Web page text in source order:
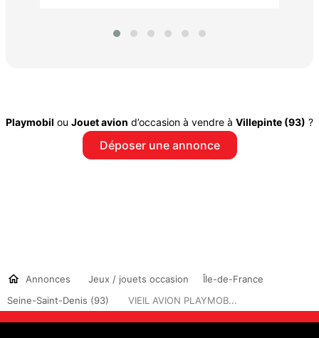
Playmobil ou Jouet avion d’occasion à vendre à Villepinte (93) ?
Déposer une annonce
Annonces Jeux / jouets occasion
Île-de-France
Seine-Saint-Denis (93)
VIEIL AVION PLAYMOB...